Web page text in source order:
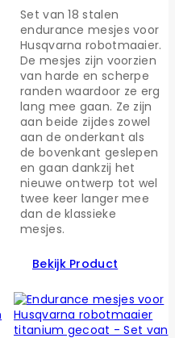
Set van 18 stalen
endurance mesjes voor
Husqvarna robotmaaier.
De mesjes zijn voorzien
van harde en scherpe
randen waardoor ze erg
lang mee gaan. Ze zijn
aan beide zijdes zowel
aan de onderkant als
de bovenkant geslepen
en gaan dankzij het
nieuwe ontwerp tot wel
twee keer langer mee
dan de klassieke
mesjes.
Bekijk Product